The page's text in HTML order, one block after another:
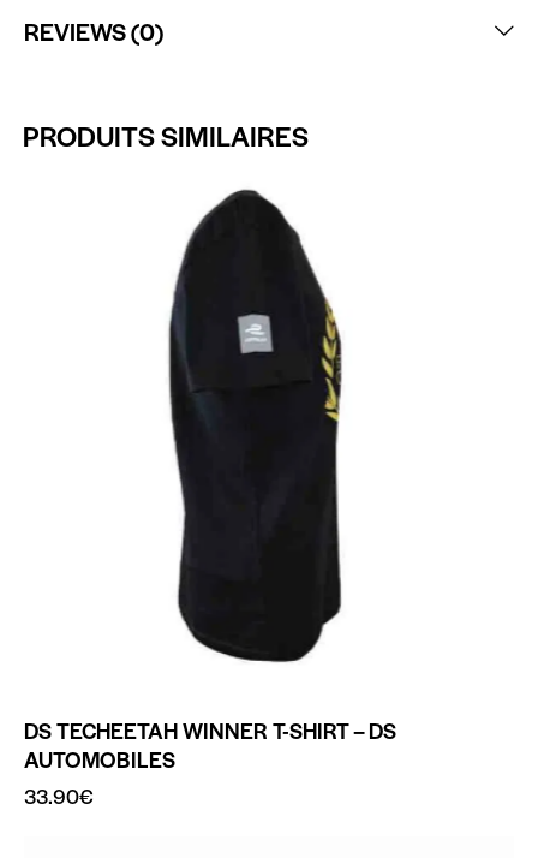
REVIEWS (0)
PRODUITS SIMILAIRES
DS TECHEETAH WINNER T-SHIRT – DS
AUTOMOBILES
33.90€